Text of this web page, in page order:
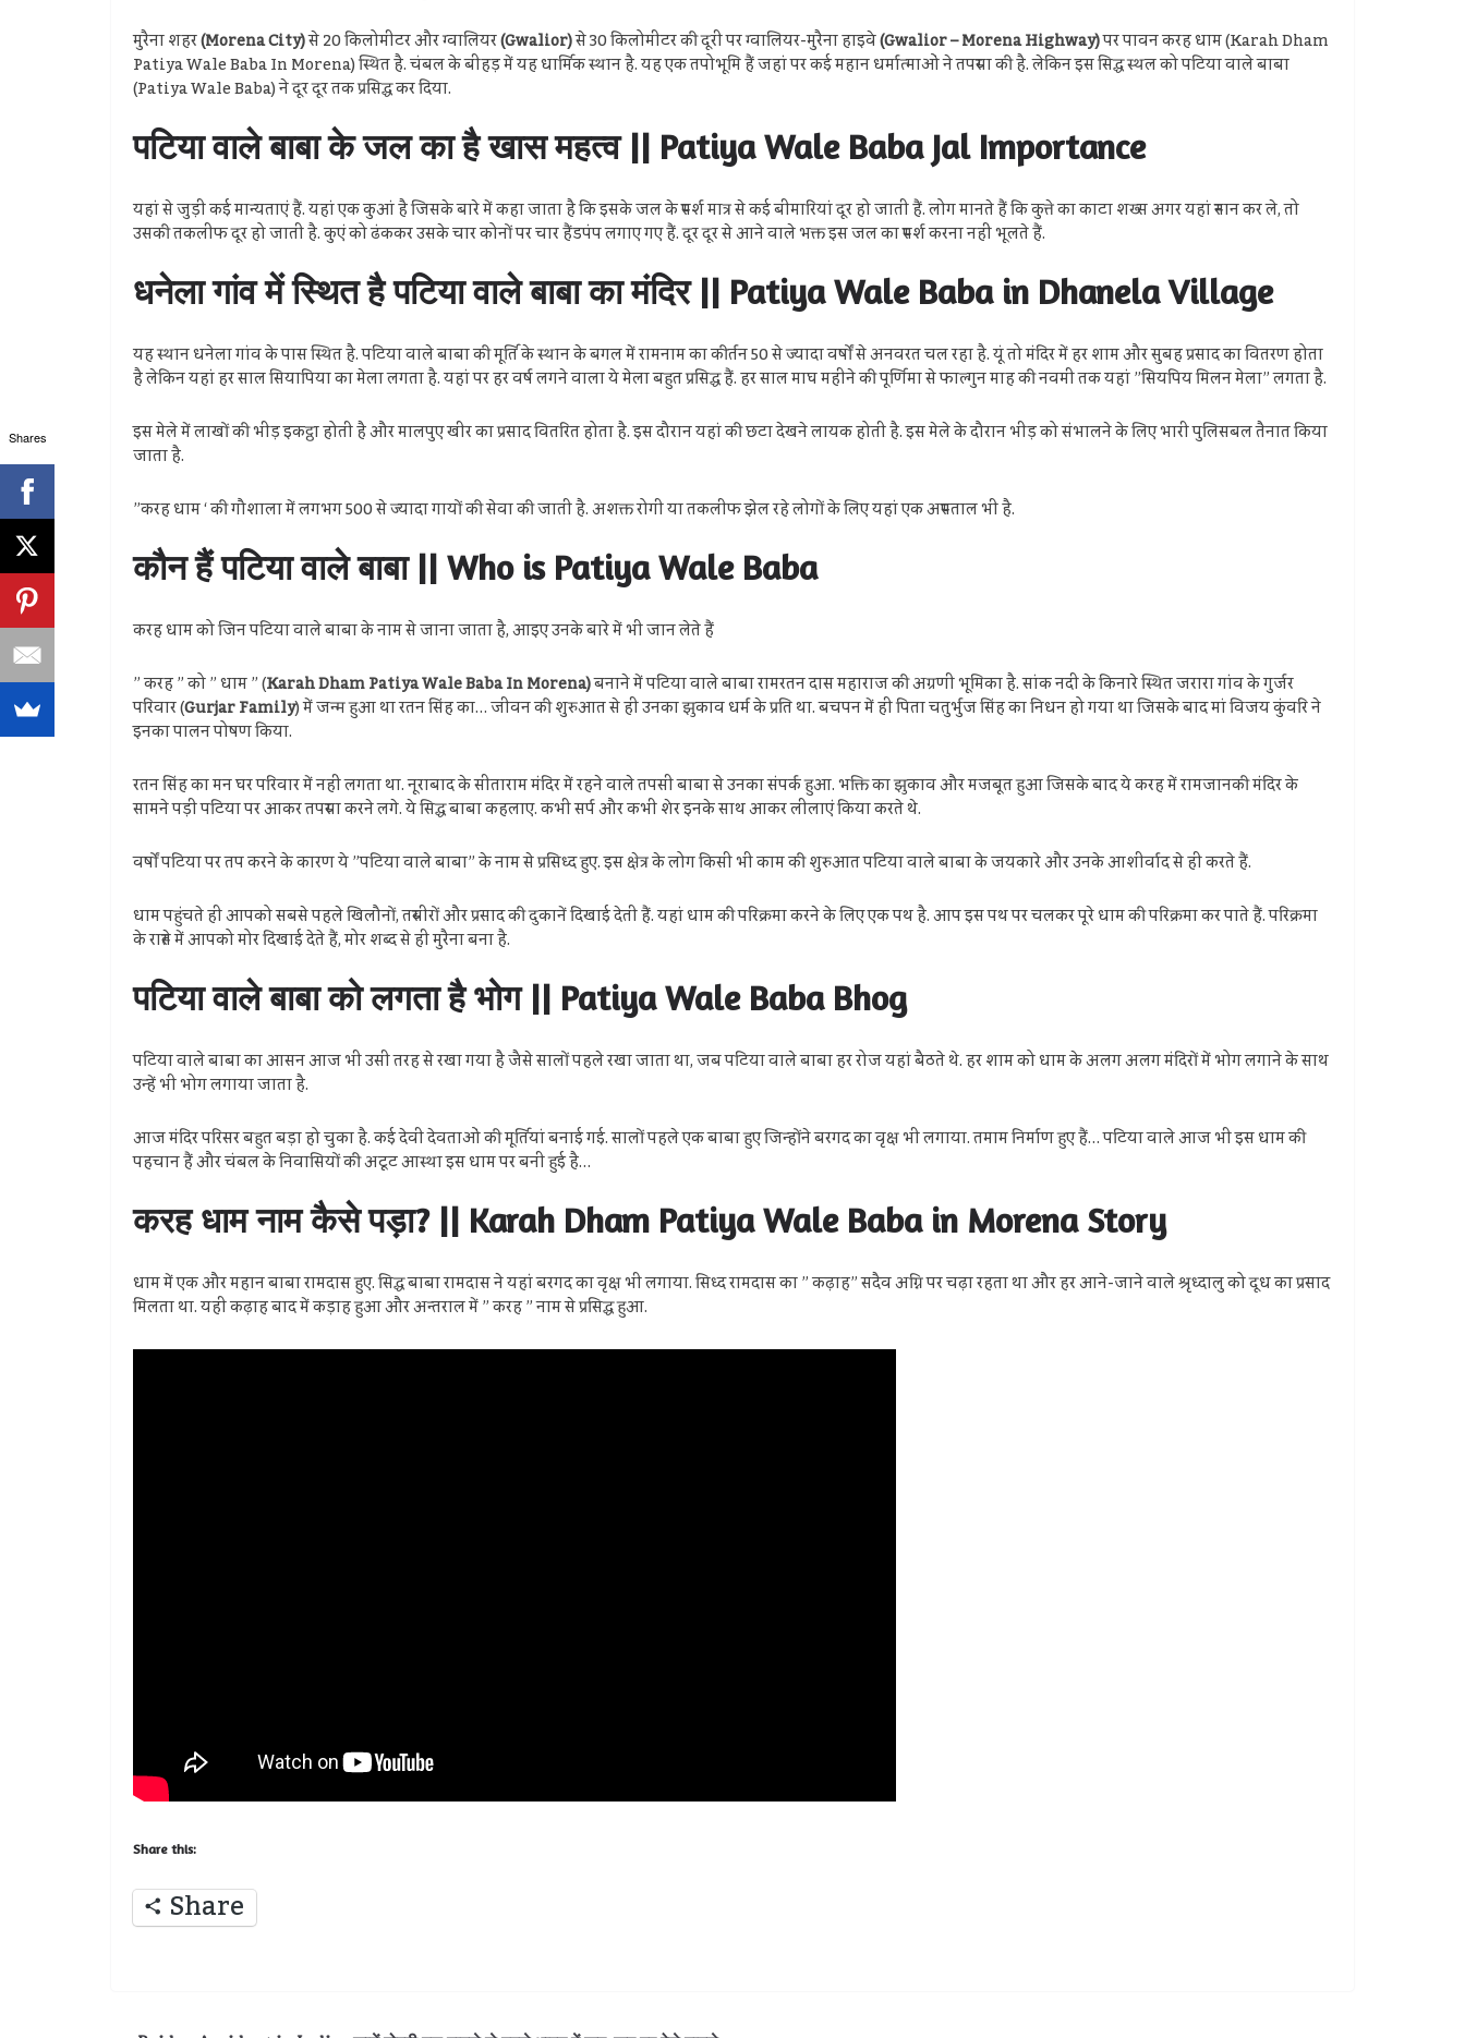
मुरैना शहर(Morena City)से 20 किलोमीटर और ग्वालियर(Gwalior)से 30 किलोमीटर की दूरी पर ग्वालियर-मुरैना हाइवे(Gwalior – Morena Highway)पर पावन करह धाम (Karah Dham
Patiya Wale Baba In Morena) स्थित है. चंबल के बीहड़ में यह धार्मिक स्थान है. यह एक तपोभूमि हैं जहां पर कई महान धर्मात्माओं ने तपस्या की है. लेकिन इस सिद्ध स्थल को पटिया वाले बाबा
(Patiya Wale Baba) ने दूर दूर तक प्रसिद्ध कर दिया.
पटिया वाले बाबा के जल का है खास महत्व || Patiya Wale Baba Jal Importance
यहां से जुड़ी कई मान्यताएं हैं. यहां एक कुआं है जिसके बारे में कहा जाता है कि इसके जल के स्पर्श मात्र से कई बीमारियां दूर हो जाती हैं. लोग मानते हैं कि कुत्ते का काटा शख्स अगर यहां स्नान कर ले, तो
उसकी तकलीफ दूर हो जाती है. कुएं को ढंककर उसके चार कोनों पर चार हैंडपंप लगाए गए हैं. दूर दूर से आने वाले भक्त इस जल का स्पर्श करना नहीं भूलते हैं.
धनेला गांव में स्थित है पटिया वाले बाबा का मंदिर || Patiya Wale Baba in Dhanela Village
यह स्थान धनेला गांव के पास स्थित है. पटिया वाले बाबा की मूर्ति के स्थान के बगल में रामनाम का कीर्तन 50 से ज्यादा वर्षों से अनवरत चल रहा है. यूं तो मंदिर में हर शाम और सुबह प्रसाद का वितरण होता
है लेकिन यहां हर साल सियापिया का मेला लगता है. यहां पर हर वर्ष लगने वाला ये मेला बहुत प्रसिद्ध हैं. हर साल माघ महीने की पूर्णिमा से फाल्गुन माह की नवमी तक यहां ”सियपिय मिलन मेला” लगता है.
इस मेले में लाखों की भीड़ इकट्ठा होती है और मालपुए खीर का प्रसाद वितरित होता है. इस दौरान यहां की छटा देखने लायक होती है. इस मेले के दौरान भीड़ को संभालने के लिए भारी पुलिसबल तैनात किया
जाता है.
”करह धाम ‘ की गौशाला में लगभग 500 से ज्यादा गायों की सेवा की जाती है. अशक्त रोगी या तकलीफ झेल रहे लोगों के लिए यहां एक अस्पताल भी है.
कौन हैं पटिया वाले बाबा || Who is Patiya Wale Baba
करह धाम को जिन पटिया वाले बाबा के नाम से जाना जाता है, आइए उनके बारे में भी जान लेते हैं
” करह ” को ” धाम ” (Karah Dham Patiya Wale Baba In Morena)बनाने में पटिया वाले बाबा रामरतन दास महाराज की अग्रणी भूमिका है. सांक नदी के किनारे स्थित जरारा गांव के गुर्जर
परिवार (Gurjar Family) में जन्म हुआ था रतन सिंह का… जीवन की शुरुआत से ही उनका झुकाव धर्म के प्रति था. बचपन में ही पिता चतुर्भुज सिंह का निधन हो गया था जिसके बाद मां विजय कुंवरि ने
इनका पालन पोषण किया.
रतन सिंह का मन घर परिवार में नहीं लगता था. नूराबाद के सीताराम मंदिर में रहने वाले तपसी बाबा से उनका संपर्क हुआ. भक्ति का झुकाव और मजबूत हुआ जिसके बाद ये करह में रामजानकी मंदिर के
सामने पड़ी पटिया पर आकर तपस्या करने लगे. ये सिद्ध बाबा कहलाए. कभी सर्प और कभी शेर इनके साथ आकर लीलाएं किया करते थे.
वर्षों पटिया पर तप करने के कारण ये ”पटिया वाले बाबा” के नाम से प्रसिध्द हुए. इस क्षेत्र के लोग किसी भी काम की शुरुआत पटिया वाले बाबा के जयकारे और उनके आशीर्वाद से ही करते हैं.
धाम पहुंचते ही आपको सबसे पहले खिलौनों, तस्वीरों और प्रसाद की दुकानें दिखाई देती हैं. यहां धाम की परिक्रमा करने के लिए एक पथ है. आप इस पथ पर चलकर पूरे धाम की परिक्रमा कर पाते हैं. परिक्रमा
के रास्ते में आपको मोर दिखाई देते हैं, मोर शब्द से ही मुरैना बना है.
पटिया वाले बाबा को लगता है भोग || Patiya Wale Baba Bhog
पटिया वाले बाबा का आसन आज भी उसी तरह से रखा गया है जैसे सालों पहले रखा जाता था, जब पटिया वाले बाबा हर रोज यहां बैठते थे. हर शाम को धाम के अलग अलग मंदिरों में भोग लगाने के साथ
उन्हें भी भोग लगाया जाता है.
आज मंदिर परिसर बहुत बड़ा हो चुका है. कई देवी देवताओं की मूर्तियां बनाई गई. सालों पहले एक बाबा हुए जिन्होंने बरगद का वृक्ष भी लगाया. तमाम निर्माण हुए हैं… पटिया वाले आज भी इस धाम की
पहचान हैं और चंबल के निवासियों की अटूट आस्था इस धाम पर बनी हुई है…
करह धाम नाम कैसे पड़ा? || Karah Dham Patiya Wale Baba in Morena Story
धाम में एक और महान बाबा रामदास हुए. सिद्ध बाबा रामदास ने यहां बरगद का वृक्ष भी लगाया. सिध्द रामदास का ” कढ़ाह” सदैव अग्नि पर चढ़ा रहता था और हर आने-जाने वाले श्रृध्दालु को दूध का प्रसाद
मिलता था. यही कढ़ाह बाद में कड़ाह हुआ और अन्तराल में ” करह ” नाम से प्रसिद्ध हुआ.
Share this:
Share
Shares